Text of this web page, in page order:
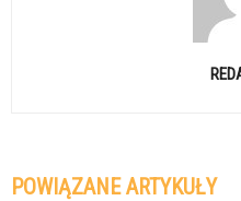
POWIĄZANE ARTYKUŁY